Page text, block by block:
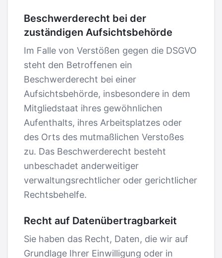
Beschwerderecht bei der
zuständigen Aufsichtsbehörde
Im Falle von Verstößen gegen die DSGVO
steht den Betroffenen ein
Beschwerderecht bei einer
Aufsichtsbehörde, insbesondere in dem
Mitgliedstaat ihres gewöhnlichen
Aufenthalts, ihres Arbeitsplatzes oder
des Orts des mutmaßlichen Verstoßes
zu. Das Beschwerderecht besteht
unbeschadet anderweitiger
verwaltungsrechtlicher oder gerichtlicher
Rechtsbehelfe.
Recht auf Datenübertragbarkeit
Sie haben das Recht, Daten, die wir auf
Grundlage Ihrer Einwilligung oder in